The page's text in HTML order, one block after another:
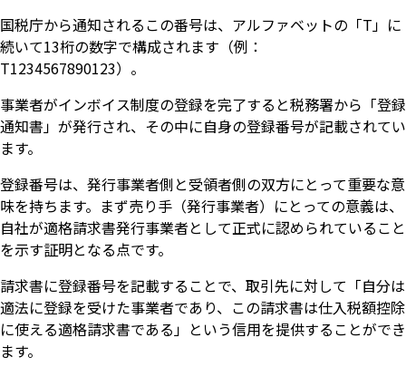
国税庁から通知されるこの番号は、アルファベットの「T」に
続いて13桁の数字で構成されます（例：
T1234567890123）。
事業者がインボイス制度の登録を完了すると税務署から「登録
通知書」が発行され、その中に自身の登録番号が記載されてい
ます。
登録番号は、発行事業者側と受領者側の双方にとって重要な意
味を持ちます。まず売り手（発行事業者）にとっての意義は、
自社が適格請求書発行事業者として正式に認められていること
を示す証明となる点です。
請求書に登録番号を記載することで、取引先に対して「自分は
適法に登録を受けた事業者であり、この請求書は仕入税額控除
に使える適格請求書である」という信用を提供することができ
ます。